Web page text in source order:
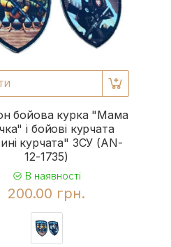
бойова курка "Мама
і бойові курчата
курчата" ЗСУ (AN-
12-1735)
В наявності
200.00 грн.